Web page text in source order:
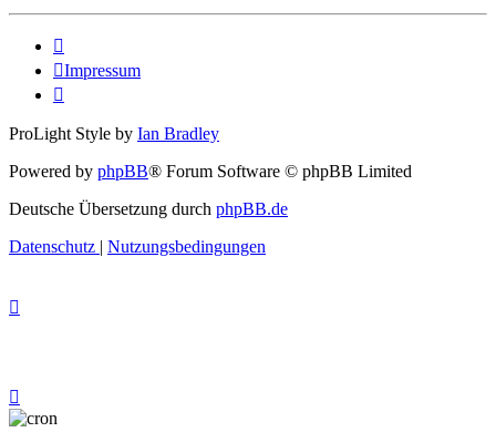
Impressum
ProLight Style by Ian Bradley
Powered by phpBB® Forum Software © phpBB Limited
Deutsche Übersetzung durch phpBB.de
Datenschutz | Nutzungsbedingungen